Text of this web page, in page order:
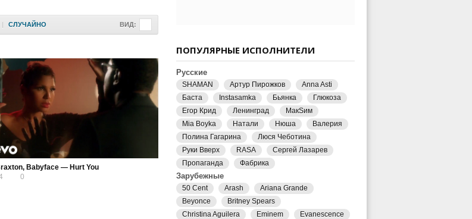
| СЛУЧАЙНО ВИД:
Babyface — Hurt You
0
ПОПУЛЯРНЫЕ ИСПОЛНИТЕЛИ
Русские
SHAMAN Артур Пирожков
Anna Asti
Баста
Instasamka Бьянка
Глюкоза
Егор Крид
Ленинград
МакSим
Mia Boyka
Натали Нюша
Валерия
Полина Гагарина
Люся Чеботина
Руки Вверх
RASA
Сергей Лазарев
Пропаганда
Фабрика
Зарубежные
50 Cent Arash
Ariana Grande
Beyonce
Britney Spears
Christina Aguilera
Eminem
Evanescence